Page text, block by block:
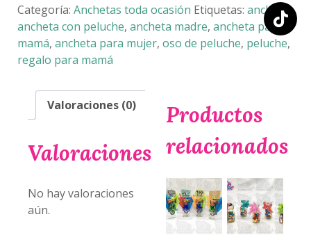
cantidad
Categoría: Anchetas toda ocasión Etiquetas: ancheta,
ancheta con peluche, ancheta madre, ancheta para
mamá, ancheta para mujer, oso de peluche, peluche,
regalo para mamá
Valoraciones (0)
Valoraciones
No hay valoraciones
aún.
Productos
relacionados